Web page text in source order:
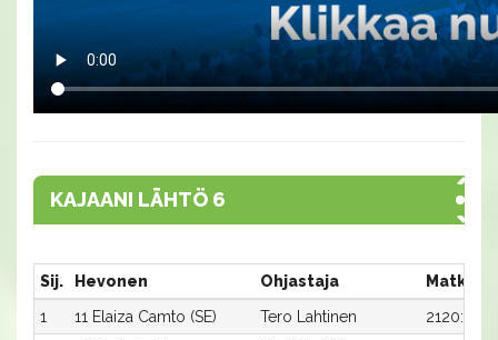
KAJAANI LÄHTÖ 6
Sij. Hevonen Ohjastaja
1
11 Elaiza Camto (SE) Tero Lahtinen
2120:7